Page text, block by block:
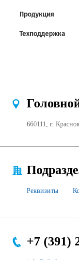
Продукция
Техподдержка
660111, г.
Реквизиты
+7 (391)